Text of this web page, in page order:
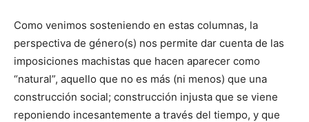
Como venimos sosteniendo en estas columnas, la
perspectiva de género(s) nos permite dar cuenta de las
imposiciones machistas que hacen aparecer como
“natural”, aquello que no es más (ni menos) que una
construcción social; construcción injusta que se viene
reponiendo incesantemente a través del tiempo, y que